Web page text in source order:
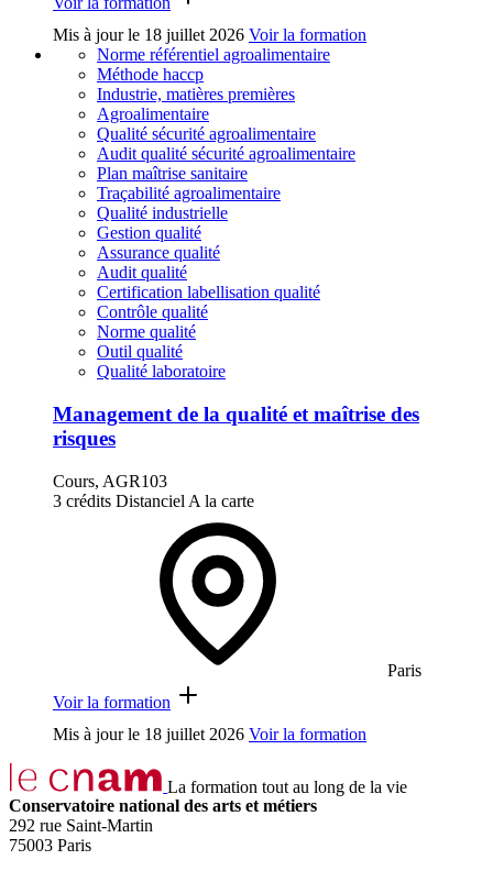
Mis à jour le 18 juillet 2026 Voir la formation
Norme référentiel agroalimentaire
Méthode haccp
Industrie, matières premières
Agroalimentaire
Qualité sécurité agroalimentaire
Audit qualité sécurité agroalimentaire
Plan maîtrise sanitaire
Traçabilité agroalimentaire
Qualité industrielle
Gestion qualité
Assurance qualité
Audit qualité
Certification labellisation qualité
Contrôle qualité
Norme qualité
Outil qualité
Qualité laboratoire
Management de la qualité et maîtrise des
risques
Cours, AGR103
3 crédits Distanciel A la carte
Paris
Voir la formation
Mis à jour le 18 juillet 2026 Voir la formation
La formation tout au long de la vie
Conservatoire national des arts et métiers
292 rue Saint-Martin
75003 Paris